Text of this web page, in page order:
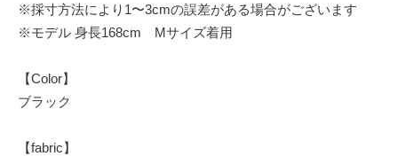
※採寸方法により1〜3cmの誤差がある場合がございます
※モデル 身長168cm Mサイズ着用
【Color】
ブラック
【fabric】